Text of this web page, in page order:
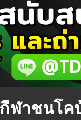
ฬาชนโค